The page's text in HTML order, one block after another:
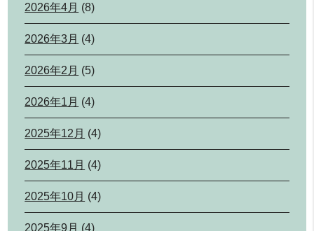
2026年4月 (8)
2026年3月 (4)
2026年2月 (5)
2026年1月 (4)
2025年12月 (4)
2025年11月 (4)
2025年10月 (4)
2025年9月 (4)